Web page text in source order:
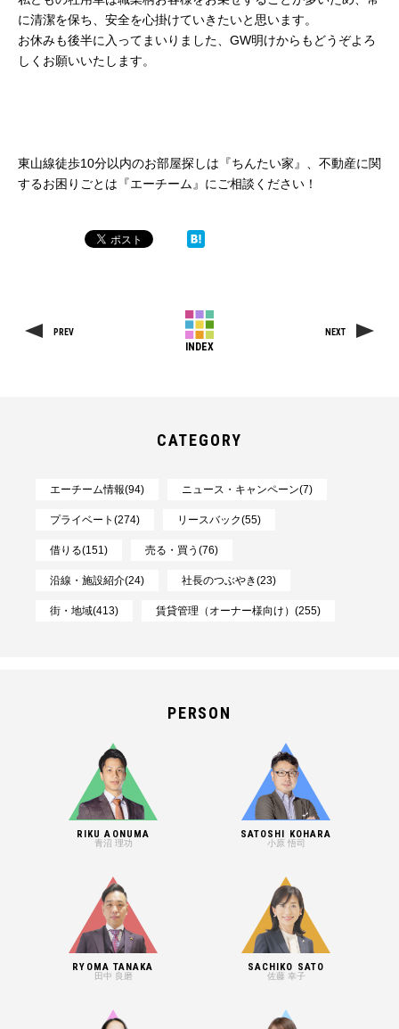
に清潔を保ち、安全を心掛けていきたいと思います。
お休みも後半に入ってまいりました、GW明けからもどうぞよろ
しくお願いいたします。
東山線徒歩10分以内のお部屋探しは『ちんたい家』、不動産に関
するお困りごとは『エーチーム』にご相談ください！
PREV
INDEX
NEXT
CATEGORY
エーチーム情報(94) ニュース・キャンペーン(7)
プライベート(274) リースバック(55)
借りる(151) 売る・買う(76)
沿線・施設紹介(24) 社長のつぶやき(23)
街・地域(413) 賃貸管理（オーナー様向け）(255)
PERSON
RIKU AONUMA
青沼 理功
SATOSHI KOHARA
小原 悟司
RYOMA TANAKA
田中 良磨
SACHIKO SATO
佐藤 幸子